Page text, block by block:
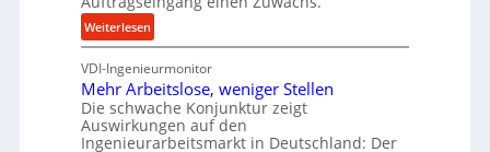
s
s
b
u
n
d
H
y
d
e
u
n
d
l
a
n
Weiterlesen:
K
r
o
n
e
VDI-Ingenieurmonitor
Mehr Arbeitslose, weniger Stellen
Die schwache Konjunktur zeigt
Auswirkungen auf den
Ingenieurarbeitsmarkt in Deutschland: Der